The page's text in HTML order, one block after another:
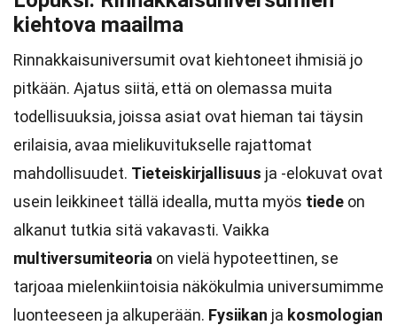
kiehtova maailma
Rinnakkaisuniversumit ovat kiehtoneet ihmisiä jo
pitkään. Ajatus siitä, että on olemassa muita
todellisuuksia, joissa asiat ovat hieman tai täysin
erilaisia, avaa mielikuvitukselle rajattomat
mahdollisuudet. Tieteiskirjallisuus ja -elokuvat ovat
usein leikkineet tällä idealla, mutta myös tiede on
alkanut tutkia sitä vakavasti. Vaikka
multiversumiteoria on vielä hypoteettinen, se
tarjoaa mielenkiintoisia näkökulmia universumimme
luonteeseen ja alkuperään. Fysiikan ja kosmologian